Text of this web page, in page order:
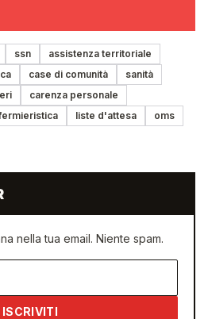
ssn
assistenza territoriale
case di comunità
sanità
carenza personale
liste d'attesa
oms
nella tua email. Niente spam.
ISCRIVITI